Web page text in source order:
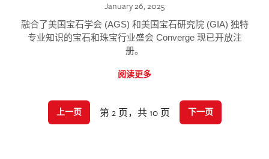
January 26, 2025
融合了美国宝石学会 (AGS) 和美国宝石研究院 (GIA) 独特
专业知识的宝石和珠宝行业盛会 Converge 现已开放注
册。
阅读更多
上一页 第 2 页，共 10 页 下一页